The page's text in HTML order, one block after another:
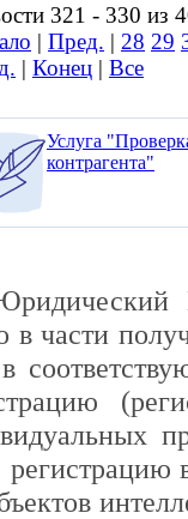
321 - 330 из
| Пред. | 28 29
| Конец | Все
Услуга
контрагента"
в части